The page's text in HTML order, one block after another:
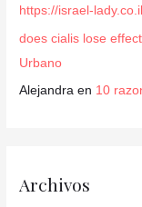
https://israel-
does cialis lose
Urbano
Alejandra en 10
Archivos